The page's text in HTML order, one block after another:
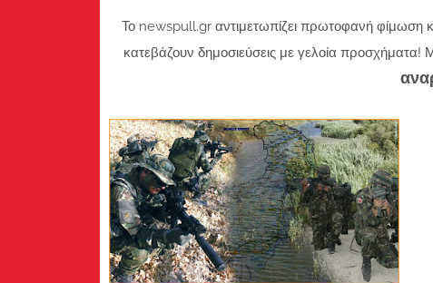
Το newspull.gr αντιμετωπίζει πρωτοφανή φίμωση
κατεβάζουν δημοσιεύσεις με γελοία